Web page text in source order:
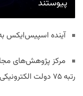
پیوستند
آینده اسپیس‌ایکس
مرکز پژوهش‌های
رتبه ۷۵ دولت الکترونیکی است